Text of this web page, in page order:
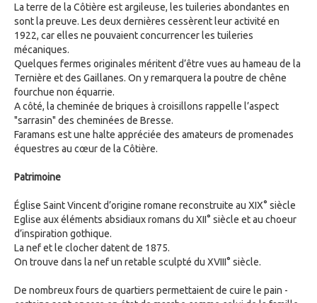
La terre de la Côtière est argileuse, les tuileries abondantes en
sont la preuve. Les deux dernières cessèrent leur activité en
1922, car elles ne pouvaient concurrencer les tuileries
mécaniques.
Quelques fermes originales méritent d’être vues au hameau de la
Ternière et des Gaillanes. On y remarquera la poutre de chêne
fourchue non équarrie.
A côté, la cheminée de briques à croisillons rappelle l’aspect
"sarrasin" des cheminées de Bresse.
Faramans est une halte appréciée des amateurs de promenades
équestres au cœur de la Côtière.
Patrimoine
Église Saint Vincent d’origine romane reconstruite au XIX° siècle
Eglise aux éléments absidiaux romans du XII° siècle et au choeur
d’inspiration gothique.
La nef et le clocher datent de 1875.
On trouve dans la nef un retable sculpté du XVIII° siècle.
De nombreux fours de quartiers permettaient de cuire le pain -